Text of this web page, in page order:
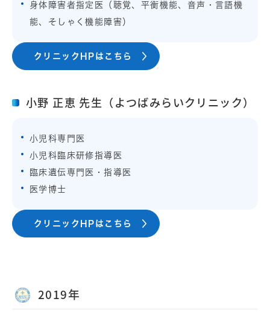
身体障害者指定医（聴覚、平衡機能、音声・言語機
能、そしゃく機能障害）
クリニックHPはこちら
小野 正恵 先生（よつばみらいクリニック）
小児科専門医
小児科臨床研修指導医
臨床遺伝専門医・指導医
医学博士
クリニックHPはこちら
2019年